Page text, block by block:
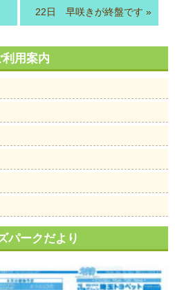
22日 早咲きが終盤です »
利用案内
パークだより